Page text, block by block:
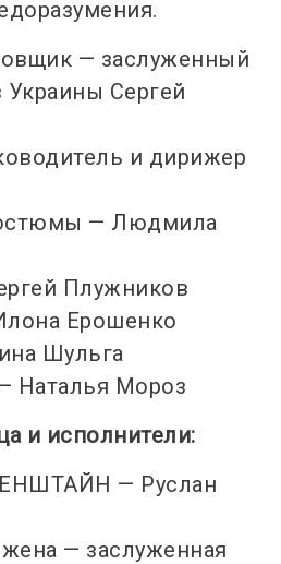
— заслуженный
Украины Сергей
и дирижер
— Людмила
Плужников
Ерошенко
Шульга
Наталья Мороз
и исполнители:
— Руслан
— заслуженная